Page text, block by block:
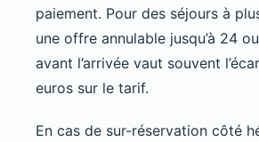
paiement. Pour des séjours à
une offre annulable jusqu’à 24
avant l’arrivée vaut souvent
euros sur le tarif.
En cas de sur-réservation côté